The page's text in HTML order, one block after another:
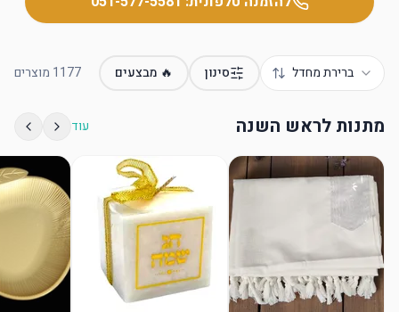
ברירת מחדל סינון 🔥 מבצעים 1177 מוצרים
מתנות לראש השנה עוד